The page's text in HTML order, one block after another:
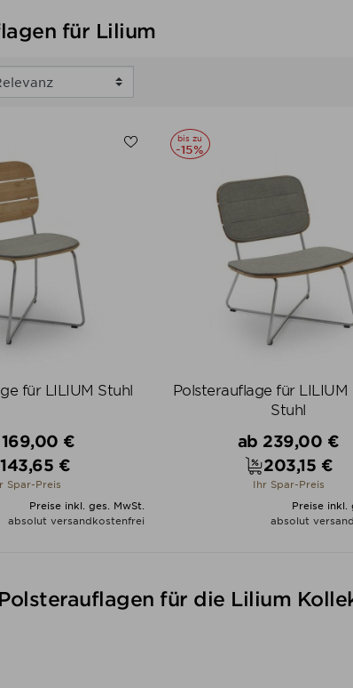
für Lilium
für LILIUM Stuhl
169,00 €
Preis
143,65 €
Spar-Preis
Preise inkl. ges. MwSt.
absolut versandkostenfrei
bis zu
-15%
Polsterauflage für LILIUM
Stuhl
Verkaufspreis
ab 239,00 €
Preis
203,15 €
Ihr Spar-Preis
Preise inkl.
absolut
für die Lilium